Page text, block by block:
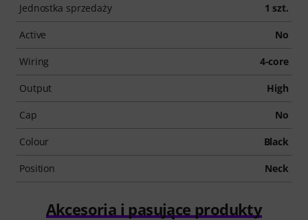
Jednostka sprzedaży 1 szt.
Active No
Wiring 4-core
Output High
Cap No
Colour Black
Position Neck
Akcesoria i pasujące produkty